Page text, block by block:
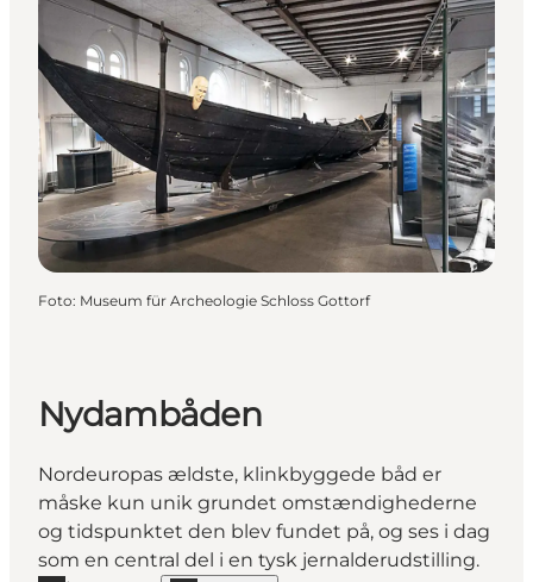
Foto: Museum für Archeologie Schloss Gottorf
Nydambåden
Nordeuropas ældste, klinkbyggede båd er
måske kun unik grundet omstændighederne
og tidspunktet den blev fundet på, og ses i dag
som en central del i en tysk jernalderudstilling.